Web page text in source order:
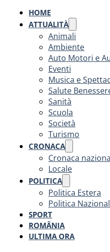
HOME
ATTUALITÀ
Animali
Ambiente
Auto Motori e
Eventi
Musica e
Salute
Sanità
Scuola
Società
Turismo
CRONACA
Cronaca
Locale
POLITICA
Politica Estera
Politica
SPORT
ROMÂNIA
ULTIMA ORA